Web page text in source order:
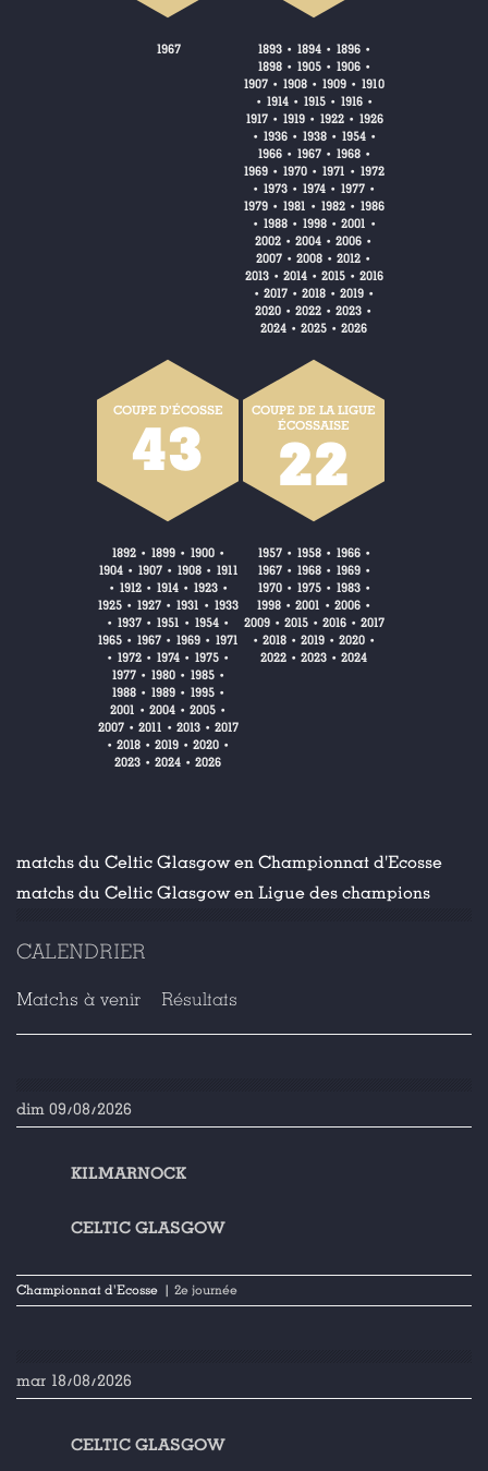
1967 1893• 1894• 1896•
1898• 1905• 1906•
1907 • 1908 • 1909 • 1910
• 1914• 1915• 1916•
1917• 1919• 1922• 1926
• 1936• 1938• 1954•
1966• 1967• 1968•
1969 • 1970 • 1971 • 1972
• 1973 • 1974 • 1977 •
1979 • 1981 • 1982 • 1986
• 1988• 1998• 2001 •
2002 • 2004 • 2006 •
2007 • 2008 • 2012 •
2013• 2014• 2015• 2016
• 2017 • 2018 • 2019 •
2020 • 2022 • 2023 •
2024 • 2025 • 2026
COUPE D'ÉCOSSE
43
1892• 1899• 1900•
1904• 1907• 1908• 1911
• 1912• 1914• 1923•
1925 • 1927 • 1931 • 1933
• 1937 • 1951 • 1954 •
1965 • 1967 • 1969 • 1971
• 1972 • 1974 • 1975 •
1977• 1980• 1985•
1988• 1989• 1995•
2001 • 2004• 2005•
2007• 2011 • 2013• 2017
• 2018 • 2019 • 2020 •
2023 • 2024 • 2026
COUPE DE LA LIGUE
ÉCOSSAISE
22
1957• 1958• 1966•
1967• 1968• 1969•
1970• 1975• 1983•
1998 • 2001 • 2006 •
2009• 2015• 2016• 2017
• 2018 • 2019 • 2020 •
2022 • 2023 • 2024
matchs du Celtic Glasgow en Championnat d'Ecosse
matchs du Celtic Glasgow en Ligue des champions
CALENDRIER
Matchs à venir Résultats
dim 09/08/2026
KILMARNOCK
CELTIC GLASGOW
Championnat d'Ecosse | 2e journée
mar 18/08/2026
CELTIC GLASGOW